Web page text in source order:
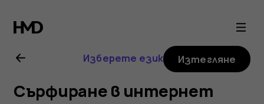
Ръководство
на
потребителя
Изберете език Изтегляне
Сърфиране в интернет